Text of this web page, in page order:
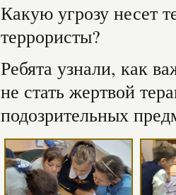
Какую угрозу несет
террористы?
Ребята узнали, как
не стать жертвой
подозрительных